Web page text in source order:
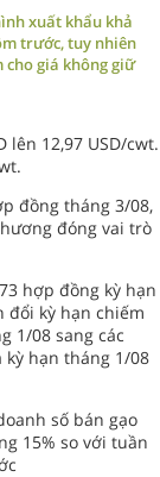
xuất khẩu khả
trước, tuy nhiên
giá không giữ
lên 12,97 USD/cwt.
đồng tháng 3/08,
đóng vai trò
hợp đồng kỳ hạn
đổi kỳ hạn chiếm
1/08 sang các
hạn tháng 1/08
số bán gạo
15% so với tuần